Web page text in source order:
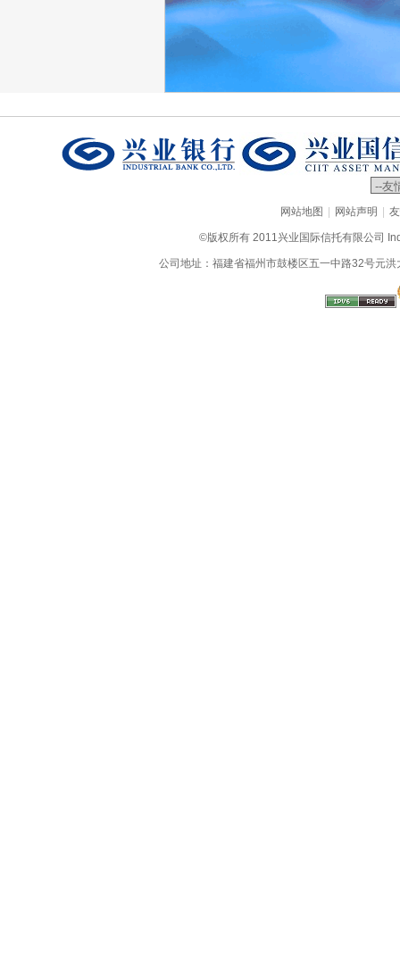
网站地图 | 网站声明 |
©版权所有 2011兴业国际信托有限公司
公司地址：福建省福州市鼓楼区五一中路32号元